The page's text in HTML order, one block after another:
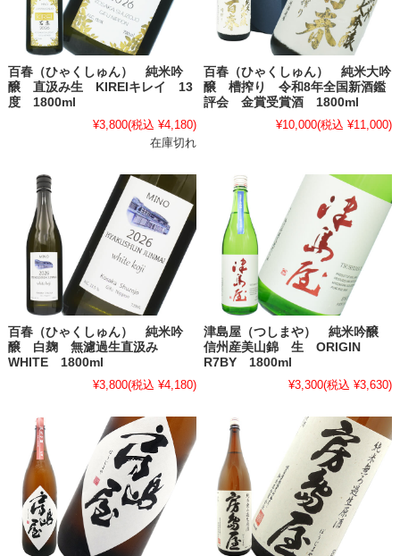
百春（ひゃくしゅん） 純米吟
醸 直汲み生 KIREIキレイ 13
度 1800ml
¥3,800(税込 ¥4,180)
在庫切れ
百春（ひゃくしゅん） 純米大吟
醸 槽搾り 令和8年全国新酒鑑
評会 金賞受賞酒 1800ml
¥10,000(税込 ¥11,000)
百春（ひゃくしゅん） 純米吟
醸 白麹 無濾過生直汲み
WHITE 1800ml
¥3,800(税込 ¥4,180)
津島屋（つしまや） 純米吟醸
信州産美山錦 生 ORIGIN
R7BY 1800ml
¥3,300(税込 ¥3,630)